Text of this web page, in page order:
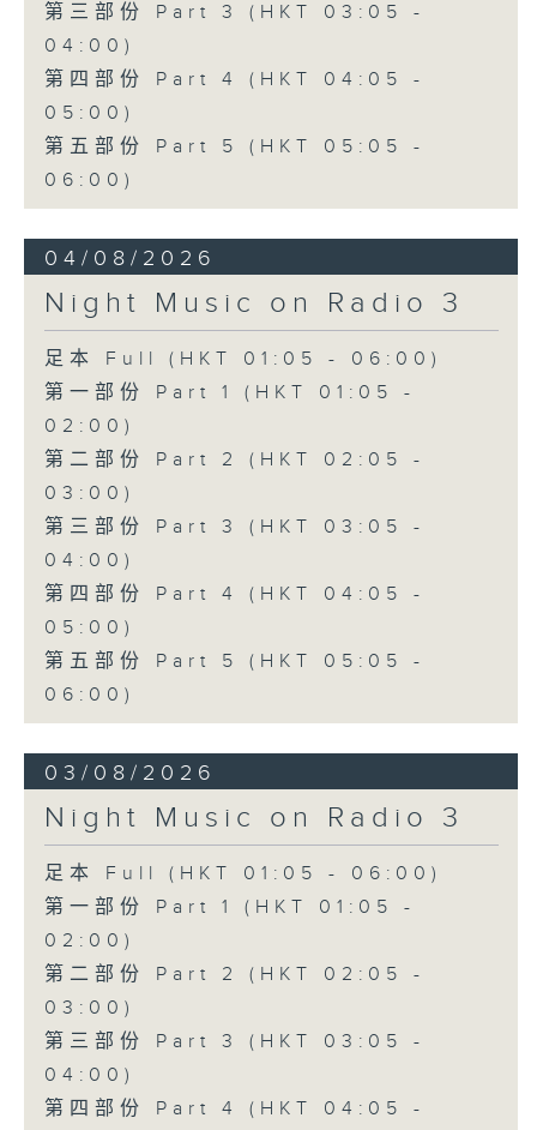
第三部份 Part 3 (HKT 03:05 -
04:00)
第四部份 Part 4 (HKT 04:05 -
05:00)
第五部份 Part 5 (HKT 05:05 -
06:00)
04/08/2026
Night Music on Radio 3
足本 Full (HKT 01:05 - 06:00)
第一部份 Part 1 (HKT 01:05 -
02:00)
第二部份 Part 2 (HKT 02:05 -
03:00)
第三部份 Part 3 (HKT 03:05 -
04:00)
第四部份 Part 4 (HKT 04:05 -
05:00)
第五部份 Part 5 (HKT 05:05 -
06:00)
03/08/2026
Night Music on Radio 3
足本 Full (HKT 01:05 - 06:00)
第一部份 Part 1 (HKT 01:05 -
02:00)
第二部份 Part 2 (HKT 02:05 -
03:00)
第三部份 Part 3 (HKT 03:05 -
04:00)
第四部份 Part 4 (HKT 04:05 -